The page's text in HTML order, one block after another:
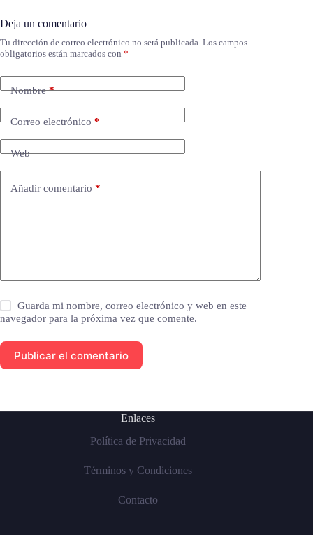
Deja un comentario
Tu dirección de correo electrónico no será publicada. Los campos
obligatorios están marcados con *
Nombre*
Correo electrónico*
Web
Añadir comentario *
Guarda mi nombre, correo electrónico y web en este
navegador para la próxima vez que comente.
Publicar el comentario
Enlaces
Política de Privacidad
Términos y Condiciones
Contacto